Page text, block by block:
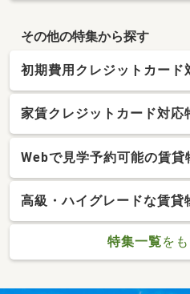
その他の特集から探す
初期費用クレジットカード
家賃クレジットカード対応
Webで見学予約可能の賃貸
高級・ハイグレードな賃貸
特集一覧を